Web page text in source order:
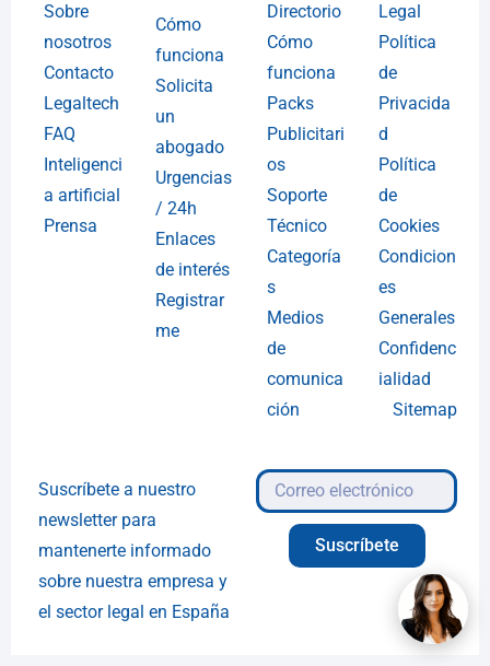
Sobre
nosotros
Contacto
Legaltech
FAQ
Inteligenci
a artificial
Prensa
Cómo
funciona
Solicita
un
abogado
Urgencias
/ 24h
Enlaces
de interés
Registrar
me
Directorio
Cómo
funciona
Packs
Publicitari
os
Soporte
Técnico
Categoría
s
Medios
de
comunica
ción
Legal
Política
de
Privacida
d
Política
de
Cookies
Condicion
es
Generales
Confidenc
ialidad
Sitemap
Suscríbete a nuestro
newsletter para
mantenerte informado
sobre nuestra empresa y
el sector legal en España
Suscríbete